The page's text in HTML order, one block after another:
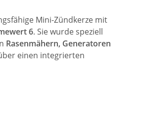
Mini-Zündkerze mit
6. Sie wurde speziell
Rasenmähern, Generatoren
einen integrierten